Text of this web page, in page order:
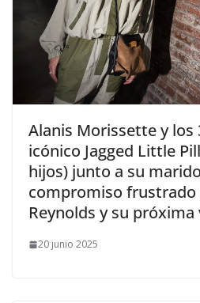
​Alanis Morissette y los
icónico Jagged Little
hijos) junto a su
compromiso frustrado
Reynolds y su próxima
20 junio 2025